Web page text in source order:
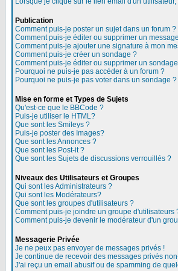
Publication
Comment puis-je poster un sujet dans un forum ?
Comment puis-je éditer ou supprimer un
Comment puis-je ajouter une signature à mon
Comment puis-je créer un sondage ?
Comment puis-je éditer ou supprimer un
Pourquoi ne puis-je pas accéder à un forum ?
Pourquoi ne puis-je pas voter dans un sondage ?
Mise en forme et Types de Sujets
Qu'est-ce que le BBCode ?
Puis-je utiliser le HTML?
Que sont les Smileys ?
Puis-je poster des Images?
Que sont les Annonces ?
Que sont les Post-it ?
Que sont les Sujets de discussions verrouillés ?
Niveaux des Utilisateurs et Groupes
Qui sont les Administrateurs ?
Qui sont les Modérateurs?
Que sont les groupes d'utilisateurs ?
Comment puis-je joindre un groupe d'utilisateurs
Comment puis-je devenir le modérateur d'un
Messagerie Privée
Je ne peux pas envoyer de messages privés !
Je continue de recevoir des messages privés
J'ai reçu un email abusif ou de spamming de